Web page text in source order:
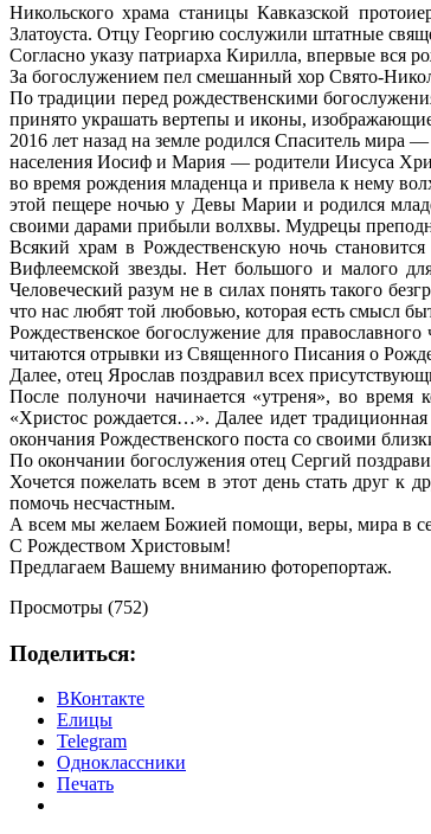
Никольского храма станицы Кавказской
Златоуста. Отцу Георгию сослужили штатные
Согласно указу патриарха Кирилла, впервые вся
За богослужением пел смешанный хор Свято-
По традиции перед рождественскими
принято украшать вертепы и иконы,
2016 лет назад на земле родился Спаситель
населения Иосиф и Мария — родители Иисуса
во время рождения младенца и привела к нему
этой пещере ночью у Девы Марии и родился
своими дарами прибыли волхвы. Мудрецы
Всякий храм в Рождественскую ночь
Вифлеемской звезды. Нет большого и малого
Человеческий разум не в силах понять такого
что нас любят той любовью, которая есть смысл
Рождественское богослужение для
читаются отрывки из Священного Писания о
Далее, отец Ярослав поздравил всех
После полуночи начинается «утреня», во
«Христос рождается…». Далее идет традиционная
окончания Рождественского поста со своими
По окончании богослужения отец Сергий
Хочется пожелать всем в этот день стать друг
помочь несчастным.
А всем мы желаем Божией помощи, веры, мира в
С Рождеством Христовым!
Предлагаем Вашему вниманию фоторепортаж.
Просмотры (752)
Поделиться:
ВКонтакте
Елицы
Telegram
Одноклассники
Печать